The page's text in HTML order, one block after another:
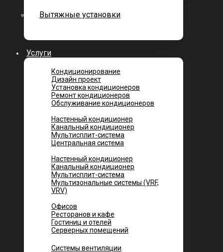
Вытяжные установки
Услуги
Кондиционирование
Дизайн проект
Установка кондиционеров
Ремонт кондиционеров
Обслуживание кондиционеров
Настенный кондиционер
Канальный кондиционер
Мультисплит-система
Центральная система
Настенный кондиционер
Канальный кондиционер
Мультисплит-система
Мультизональные системы (VRF,
VRV)
Офисов
Ресторанов и кафе
Гостиниц и отелей
Серверных помещений
Системы вентиляции